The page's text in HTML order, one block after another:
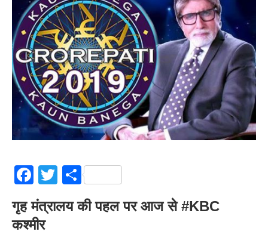
Facebook
Twitter
Share
गृह मंत्रालय की पहल पर आज से #KBC
कश्मीर